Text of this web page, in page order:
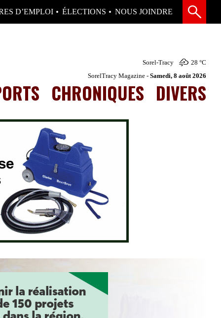
D’EMPLOI ÉLECTIONS NOUS JOINDRE
Sorel-Tracy 28 °C
SorelTracy Magazine - Samedi, 8 août 2026
CHRONIQUES DIVERS